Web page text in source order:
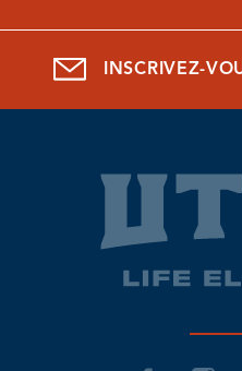
INSCRIVEZ-